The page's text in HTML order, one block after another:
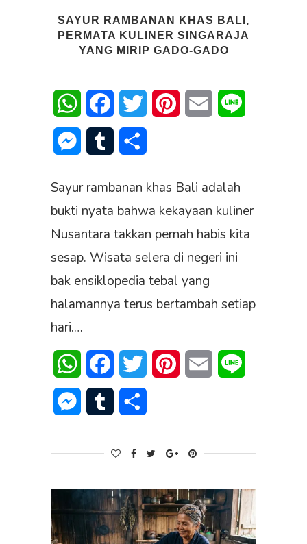
SAYUR RAMBANAN KHAS BALI,
PERMATA KULINER SINGARAJA
YANG MIRIP GADO-GADO
WhatsAppFacebookTwitter PinterestEmail
Messenger
Tumblr
Sayur rambanan khas Bali adalah
bukti nyata bahwa kekayaan kuliner
Nusantara takkan pernah habis kita
sesap. Wisata selera di negeri ini
bak ensiklopedia tebal yang
halamannya terus bertambah setiap
hari.…
WhatsAppFacebookTwitter PinterestEmail
Messenger
Tumblr